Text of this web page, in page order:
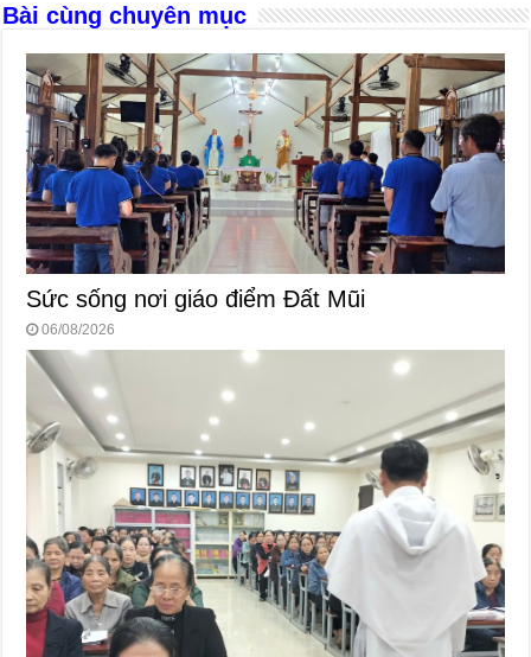
k
Bài cùng chuyên mục
Sức sống nơi giáo điểm Đất Mũi
06/08/2026